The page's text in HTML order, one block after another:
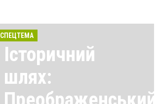
СПЕЦТЕМА
Історичний
шлях: